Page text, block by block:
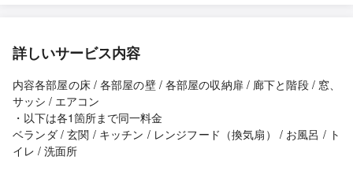
詳しいサービス内容
内容各部屋の床 / 各部屋の壁 / 各部屋の収納扉 / 廊下と階段 / 窓、
サッシ / エアコン
・以下は各1箇所まで同一料金
ベランダ / 玄関 / キッチン / レンジフード（換気扇） / お風呂 / ト
イレ / 洗面所